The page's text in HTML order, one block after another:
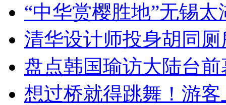
“中华赏樱胜地”无锡
清华设计师投身胡同
盘点韩国瑜访大陆台
想过桥就得跳舞！游客